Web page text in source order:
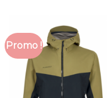
Promo !